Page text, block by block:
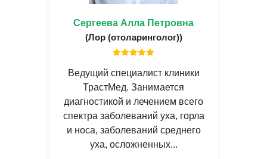
Сергеева Алла Петровна
(Лор (отоларинголог))
Ведущий специалист клиники
ТрастМед. Занимается
диагностикой и лечением всего
спектра заболеваний уха, горла
и носа, заболеваний среднего
уха, осложненных...